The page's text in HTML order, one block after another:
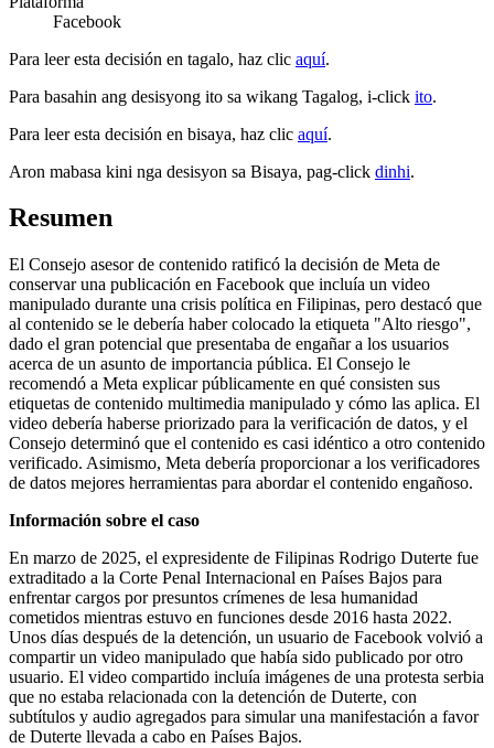
Facebook
Para leer esta decisión en tagalo, haz clic aquí.
Para basahin ang desisyong ito sa wikang Tagalog, i-click ito.
Para leer esta decisión en bisaya, haz clic aquí.
Aron mabasa kini nga desisyon sa Bisaya, pag-click dinhi.
Resumen
El Consejo asesor de contenido ratificó la decisión de Meta de
conservar una publicación en Facebook que incluía un video
manipulado durante una crisis política en Filipinas, pero destacó que
al contenido se le debería haber colocado la etiqueta "Alto riesgo",
dado el gran potencial que presentaba de engañar a los usuarios
acerca de un asunto de importancia pública. El Consejo le
recomendó a Meta explicar públicamente en qué consisten sus
etiquetas de contenido multimedia manipulado y cómo las aplica. El
video debería haberse priorizado para la verificación de datos, y el
Consejo determinó que el contenido es casi idéntico a otro contenido
verificado. Asimismo, Meta debería proporcionar a los verificadores
de datos mejores herramientas para abordar el contenido engañoso.
Información sobre el caso
En marzo de 2025, el expresidente de Filipinas Rodrigo Duterte fue
extraditado a la Corte Penal Internacional en Países Bajos para
enfrentar cargos por presuntos crímenes de lesa humanidad
cometidos mientras estuvo en funciones desde 2016 hasta 2022.
Unos días después de la detención, un usuario de Facebook volvió a
compartir un video manipulado que había sido publicado por otro
usuario. El video compartido incluía imágenes de una protesta serbia
que no estaba relacionada con la detención de Duterte, con
subtítulos y audio agregados para simular una manifestación a favor
de Duterte llevada a cabo en Países Bajos.